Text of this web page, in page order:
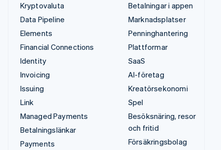
Kryptovaluta
Data Pipeline
Elements
Financial Connections
Identity
Invoicing
Issuing
Link
Managed Payments
Betalningslänkar
Payments
Betalningar i appen
Marknadsplatser
Penninghantering
Plattformar
SaaS
AI-företag
Kreatörsekonomi
Spel
Besöksnäring, resor
och fritid
Försäkringsbolag